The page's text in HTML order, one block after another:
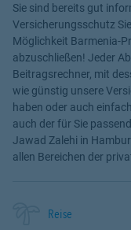
Sie sind bereits gut
Versicherungsschutz
Möglichkeit Barmenia-
abzuschließen! Jeder
Beitragsrechner, mit
wie günstig unsere
haben oder auch
auch der für Sie
Jawad Zalehi in
allen Bereichen der
Reise